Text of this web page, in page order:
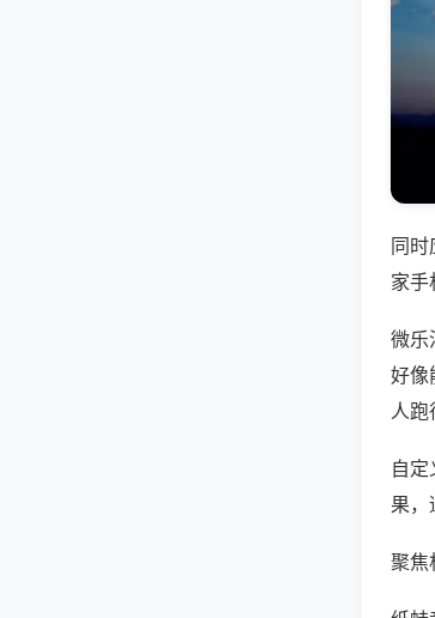
同时
家手
微乐
好像
人跑
自
果，
聚焦